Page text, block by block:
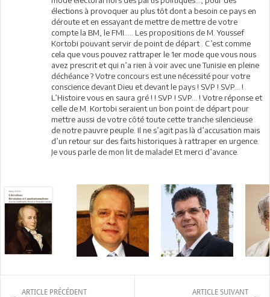
élections à provoquer au plus tôt dont a besoin ce pays en
déroute et en essayant de mettre de mettre de votre
compte la BM, le FMI….. Les propositions de M. Youssef
Kortobi pouvant servir de point de départ . C’est comme
cela que vous pouvez rattraper le 1er mode que vous nous
avez prescrit et qui n’a rien à voir avec une Tunisie en pleine
déchéance ? Votre concours est une nécessité pour votre
conscience devant Dieu et devant le pays ! SVP ! SVP… !
L’Histoire vous en saura gré ! ! SVP ! SVP… ! Votre réponse et
celle de M. Kortobi seraient un bon point de départ pour
mettre aussi de votre côté toute cette tranche silencieuse
de notre pauvre peuple. Il ne s’agit pas là d’accusation mais
d’un retour sur des faits historiques à rattraper en urgence.
Je vous parle de mon lit de malade! Et merci d’avance.
ARTICLE PRÉCÉDENT ARTICLE SUIVANT